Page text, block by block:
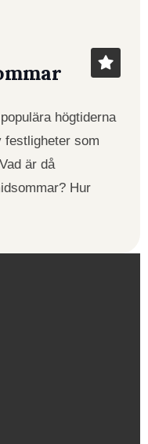
högtiderna
festligheter som
är då
Hur